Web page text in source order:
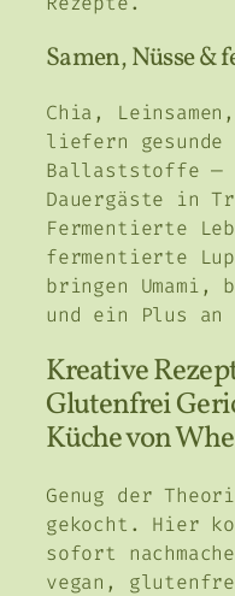
Samen, Nüsse &
Chia,
liefern gesunde
Ballaststoffe —
Dauergäste in
Fermentierte
fermentierte
bringen Umami,
und ein Plus an
Kreative
Glutenfrei
Küche von
Genug der
gekocht. Hier
sofort
vegan,